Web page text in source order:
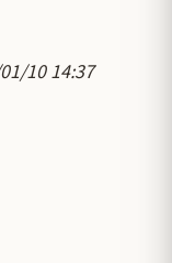
10 14:37